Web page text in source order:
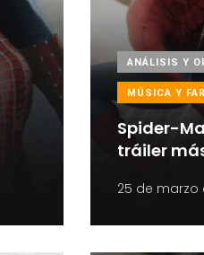
ANÁLISIS Y
MÚSICA Y
Spider-
tráiler
25 de marzo